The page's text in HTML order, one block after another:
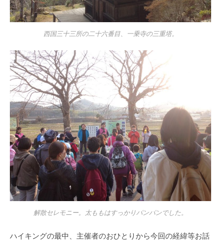
西国三十三所の二十六番目、一乗寺の三重塔。
解散セレモニー。太ももはすっかりパンパンでした。
ハイキングの最中、主催者のおひとりから今回の経緯等お話